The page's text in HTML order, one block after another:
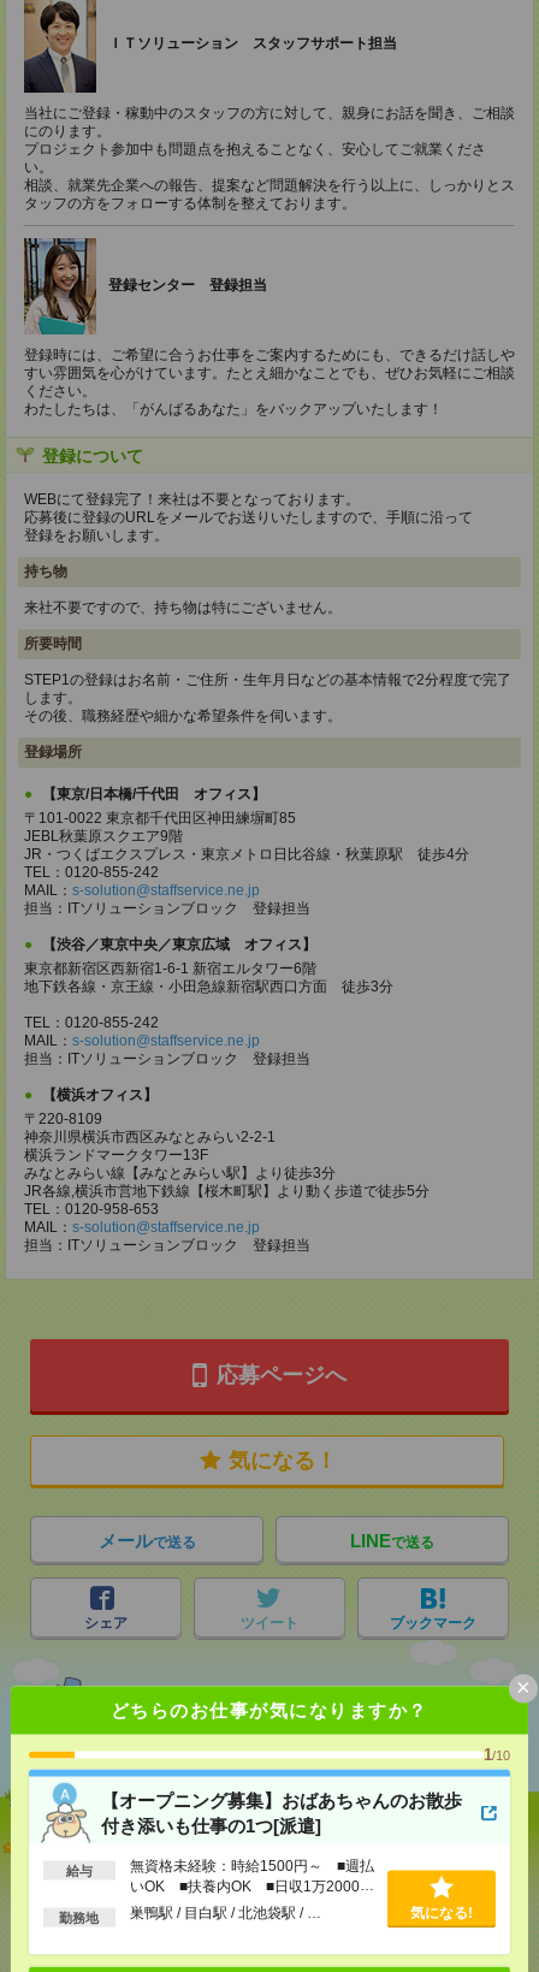
どちらのお仕事が気になりますか？
1/10
【オープニング募集】おばあちゃんのお散歩
付き添いも仕事の1つ[派遣]
給与
無資格未経験：時給1500円～ ■週払
いOK ■扶養内OK ■日収1万2000円
以上
勤務地 巣鴨駅 / 目白駅 / 北池袋駅 / … 気になる!
×
ＩＴソリューション スタッフサポート担当
当社にご登録・稼動中のスタッフの方に対して、親身にお話を聞き、ご相談
にのります。
プロジェクト参加中も問題点を抱えることなく、安心してご就業くださ
い。
相談、就業先企業への報告、提案など問題解決を行う以上に、しっかりとス
タッフの方をフォローする体制を整えております。
登録センター 登録担当
登録時には、ご希望に合うお仕事をご案内するためにも、できるだけ話しや
すい雰囲気を心がけています。たとえ細かなことでも、ぜひお気軽にご相談
ください。
わたしたちは、「がんばるあなた」をバックアップいたします！
登録について
WEBにて登録完了！来社は不要となっております。
応募後に登録のURLをメールでお送りいたしますので、手順に沿って
登録をお願いします。
持ち物
来社不要ですので、持ち物は特にございません。
所要時間
STEP1の登録はお名前・ご住所・生年月日などの基本情報で2分程度で完了
します。
その後、職務経歴や細かな希望条件を伺います。
登録場所
【東京/日本橋/千代田 オフィス】
〒101-0022 東京都千代田区神田練塀町85
JEBL秋葉原スクエア9階
JR・つくばエクスプレス・東京メトロ日比谷線・秋葉原駅 徒歩4分
TEL：0120-855-242
MAIL： s-solution@staffservice.ne.jp
担当：ITソリューションブロック 登録担当
【渋谷／東京中央／東京広域 オフィス】
東京都新宿区西新宿1-6-1 新宿エルタワー6階
地下鉄各線・京王線・小田急線新宿駅西口方面 徒歩3分
TEL：0120-855-242
MAIL： s-solution@staffservice.ne.jp
担当：ITソリューションブロック 登録担当
【横浜オフィス】
〒220-8109
神奈川県横浜市西区みなとみらい2-2-1
横浜ランドマークタワー13F
みなとみらい線【みなとみらい駅】より徒歩3分
JR各線,横浜市営地下鉄線【桜木町駅】より動く歩道で徒歩5分
TEL：0120-958-653
MAIL： s-solution@staffservice.ne.jp
担当：ITソリューションブロック 登録担当
応募ページへ
気になる！
メールで送る LINEで送る
シェア ツイート ブックマーク
あなたの閲覧履歴からの
おすすめ
【オープニング募集】おばあちゃんのお散歩付き添
いも仕事の1つ[派遣]
[給 与]無資格未経験：時給1500円～ ■週払い
[交通費]交通費全額支給
気になる！